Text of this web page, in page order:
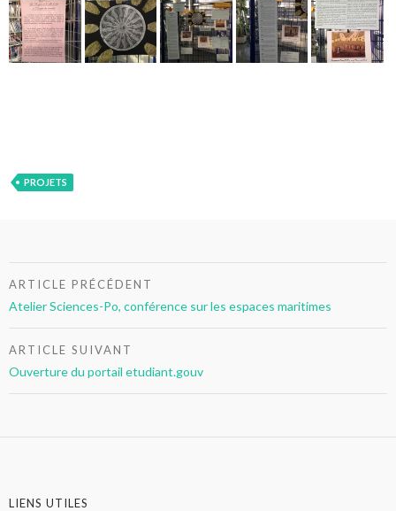
PROJETS
Navigation
de
l’article
ARTICLE PRÉCÉDENT
Atelier Sciences-Po, conférence sur les espaces maritimes
ARTICLE SUIVANT
Ouverture du portail etudiant.gouv
LIENS UTILES